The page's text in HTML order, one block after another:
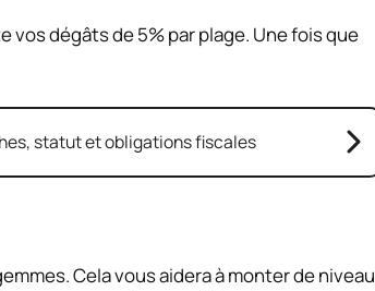
dégâts de 5% par plage. Une fois que
statut et obligations fiscales
Cela vous aidera à monter de niveau